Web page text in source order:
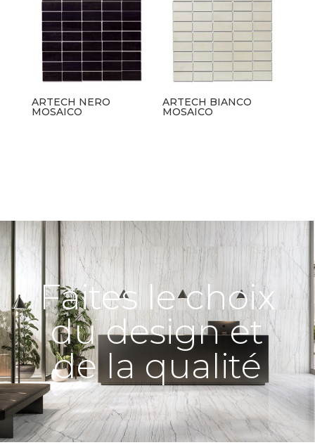
ARTECH NERO
MOSAICO
ARTECH BIANCO
MOSAICO
Faites le choix
du design et
de la qualité